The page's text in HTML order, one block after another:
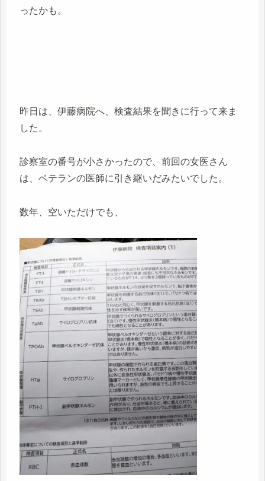
ったかも。
昨日は、伊藤病院へ、検査結果を聞きに行って来ま
した。
診察室の番号が小さかったので、前回の女医さん
は、ベテランの医師に引き継いだみたいでした。
数年、空いただけでも、